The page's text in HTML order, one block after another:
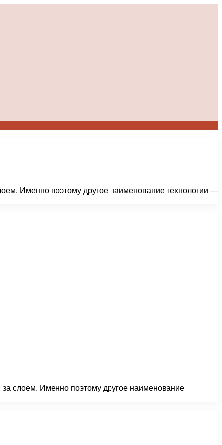
Именно поэтому другое наименование технологии —
за слоем. Именно поэтому другое наименование